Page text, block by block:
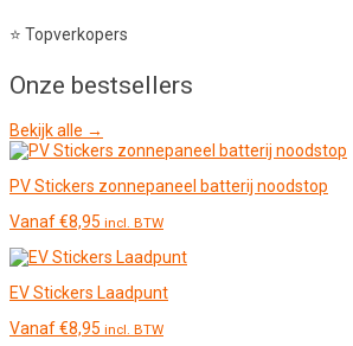
⭐ Topverkopers
Onze bestsellers
Bekijk alle →
PV Stickers zonnepaneel batterij noodstop
Vanaf€8,95 incl. BTW
EV Stickers Laadpunt
Vanaf€8,95 incl. BTW